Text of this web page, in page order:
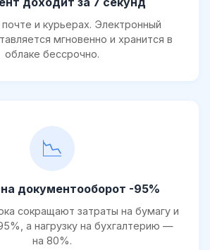
и курьерах. Электронный
мгновенно и хранится в
облаке бессрочно.
📉
документооборот -95%
сокращают затраты на бумагу и
а нагрузку на бухгалтерию —
на 80%.